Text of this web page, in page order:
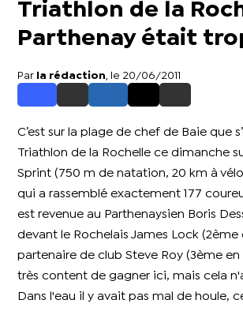
Triathlon de la
Parthenay était
Par la rédaction , le 20/06/2011
C’est sur la plage de chef de Baie que
Triathlon de la Rochelle ce dimanche
Sprint (750 m de natation, 20 km à
qui a rassemblé exactement 177
est revenue au Parthenaysien Boris
devant le Rochelais James Lock (2ème
partenaire de club Steve Roy (3ème en
très content de gagner ici, mais cela
Dans l'eau il y avait pas mal de houle,